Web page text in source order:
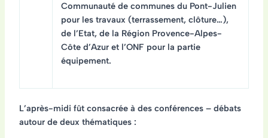
Communauté de communes du Pont-Julien
pour les travaux (terrassement, clôture…),
de l’Etat, de la Région Provence-Alpes-
Côte d’Azur et l’ONF pour la partie
équipement.
L’après-midi fût consacrée à des conférences – débats
autour de deux thématiques :